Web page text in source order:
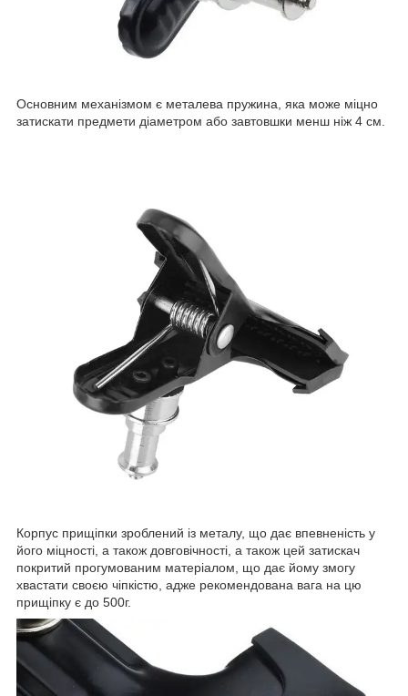
Основним механізмом є металева пружина, яка може міцно
затискати предмети діаметром або завтовшки менш ніж 4 см.
Корпус прищіпки зроблений із металу, що дає впевненість у
його міцності, а також довговічності, а також цей затискач
покритий прогумованим матеріалом, що дає йому змогу
хвастати своєю чіпкістю, адже рекомендована вага на цю
прищіпку є до 500г.